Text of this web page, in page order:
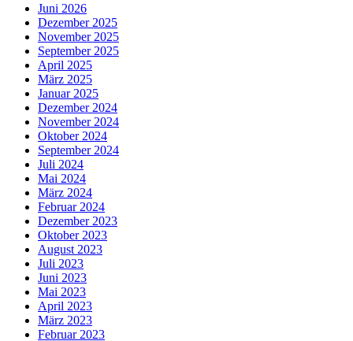
Juni 2026
Dezember 2025
November 2025
September 2025
April 2025
März 2025
Januar 2025
Dezember 2024
November 2024
Oktober 2024
September 2024
Juli 2024
Mai 2024
März 2024
Februar 2024
Dezember 2023
Oktober 2023
August 2023
Juli 2023
Juni 2023
Mai 2023
April 2023
März 2023
Februar 2023